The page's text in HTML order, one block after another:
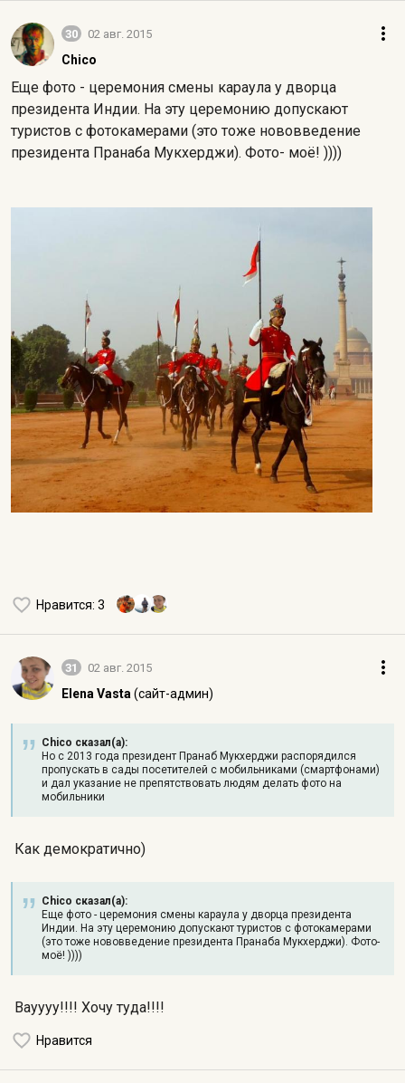
30 02 авг. 2015
Chico
Еще фото - церемония смены караула у дворца
президента Индии. На эту церемонию допускают
туристов с фотокамерами (это тоже нововведение
президента Пранаба Мукхерджи). Фото- моё! ))))
Нравится: 3
31 02 авг. 2015
Elena Vasta (сайт-админ)
Chico сказал(а):
Но с 2013 года президент Пранаб Мукхерджи распорядился
пропускать в сады посетителей с мобильниками (смартфонами)
и дал указание не препятствовать людям делать фото на
мобильники
Как демократично)
Chico сказал(а):
Еще фото - церемония смены караула у дворца президента
Индии. На эту церемонию допускают туристов с фотокамерами
(это тоже нововведение президента Пранаба Мукхерджи). Фото-
моё! ))))
Вауууу!!!! Хочу туда!!!!
Нравится